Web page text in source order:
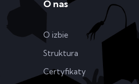
O nas
O izbie
Struktura
Certyfikaty